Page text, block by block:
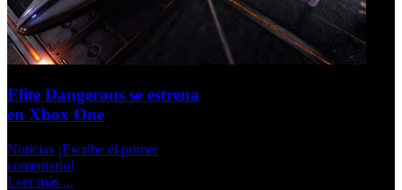
Elite Dangerous se estrena
en Xbox One
Noticias ¡Escribe el primer
comentario!
Leer más ...